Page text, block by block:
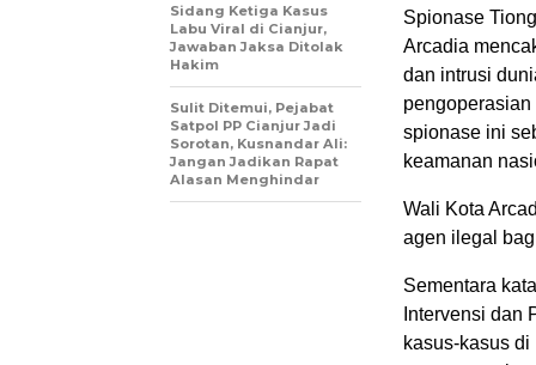
Spionase
Arcadia
dan intrusi
pengoperasian
spionase ini
keamanan
Wali Kota
agen ilegal
Sementara
Intervensi dan
kasus-kasus
Sidang Ketiga Kasus
Labu Viral di Cianjur,
Jawaban Jaksa Ditolak
Hakim
Sulit Ditemui, Pejabat
Satpol PP Cianjur Jadi
Sorotan, Kusnandar Ali:
Jangan Jadikan Rapat
Alasan Menghindar